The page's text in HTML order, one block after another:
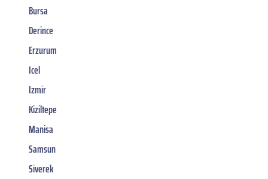
Bursa
Derince
Erzurum
Icel
Izmir
Kiziltepe
Manisa
Samsun
Siverek